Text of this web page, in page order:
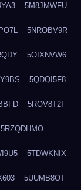
5M8JMWFU
5NROBV9R
5OIXNVW6
5QDQI5F8
5ROV8T2I
5RZQDHMO
5TDWKNIX
5UUMB8OT